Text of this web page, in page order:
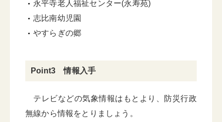
永平寺老人福祉センター(永寿苑)
志比南幼児園
やすらぎの郷
Point3 情報入手
テレビなどの気象情報はもとより、防災行政
無線から情報をとりましょう。